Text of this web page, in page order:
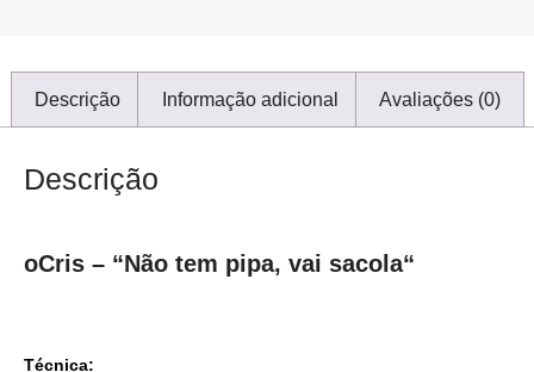
Descrição Informação adicional Avaliações (0)
Descrição
oCris – “Não tem pipa, vai sacola“
Técnica: